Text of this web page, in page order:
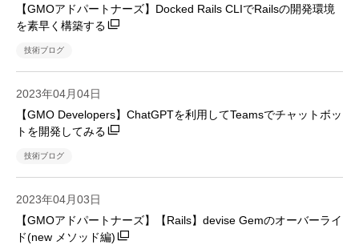
【GMOアドパートナーズ】Docked Rails CLIでRailsの開発環境
を素早く構築する
技術ブログ
2023年04月04日
【GMO Developers】ChatGPTを利用してTeamsでチャットボッ
トを開発してみる
技術ブログ
2023年04月03日
【GMOアドパートナーズ】【Rails】devise Gemのオーバーライ
ド(new メソッド編)